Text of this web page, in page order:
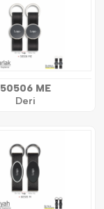
50506 ME
Deri